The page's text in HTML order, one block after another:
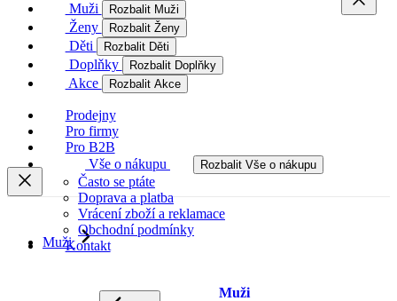
Muži Rozbalit Muži
Ženy Rozbalit Ženy
Děti Rozbalit Děti
Doplňky Rozbalit Doplňky
Akce Rozbalit Akce
Prodejny
Pro firmy
Pro B2B
Vše o nákupu
Rozbalit Vše o nákupu
Často se ptáte
Doprava a platba
Vrácení zboží a reklamace
Obchodní podmínky
Kontakt
Muži
Muži